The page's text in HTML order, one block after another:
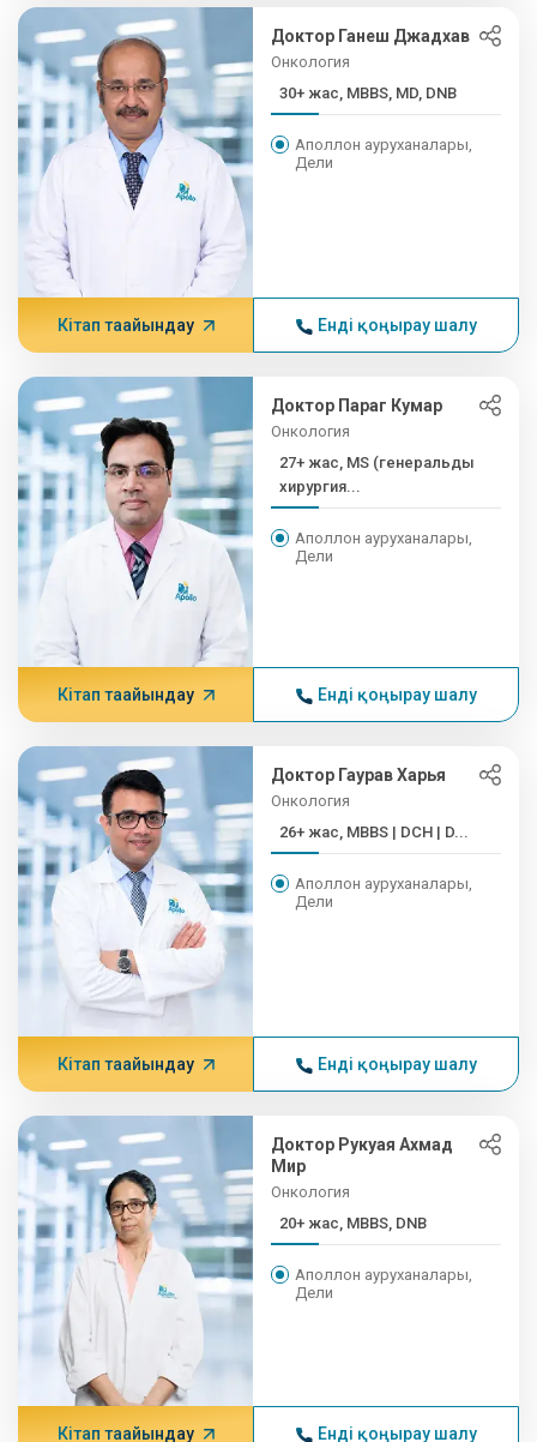
Доктор Ганеш Джадхав
Онкология
30+ жас, MBBS, MD, DNB
Аполлон ауруханалары,
Дели
Кітап тағайындау Енді қоңырау шалу
Доктор Параг Кумар
Онкология
27+ жас, MS (генеральды
хирургия...
Аполлон ауруханалары,
Дели
Кітап тағайындау Енді қоңырау шалу
Доктор Гаурав Харья
Онкология
26+ жас, MBBS | DCH | D...
Аполлон ауруханалары,
Дели
Кітап тағайындау Енді қоңырау шалу
Доктор Рукуая Ахмад
Мир
Онкология
20+ жас, MBBS, DNB
Аполлон ауруханалары,
Дели
Кітап тағайындау Енді қоңырау шалу